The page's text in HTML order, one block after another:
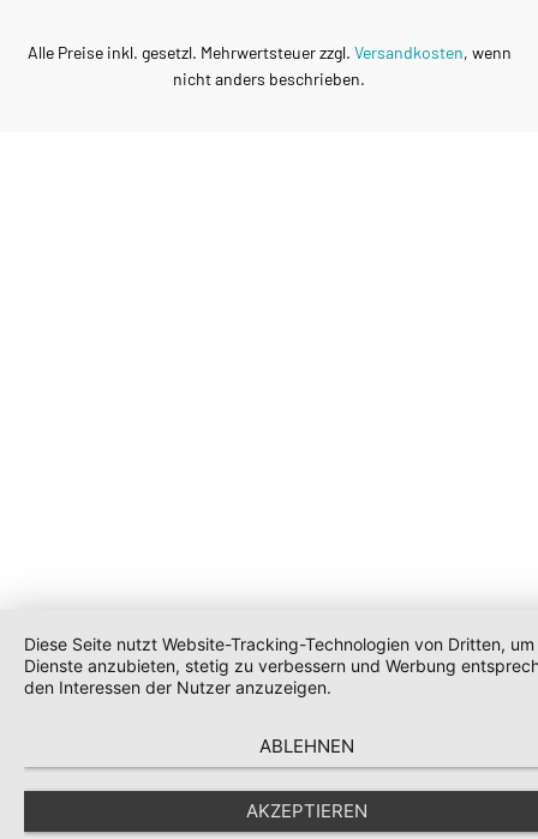
Alle Preise inkl. gesetzl. Mehrwertsteuer zzgl. Versandkosten, wenn
nicht anders beschrieben.
Diese Seite nutzt Website-Tracking-Technologien von Dritten, um
Dienste anzubieten, stetig zu verbessern und Werbung
den Interessen der Nutzer anzuzeigen.
ABLEHNEN
AKZEPTIEREN